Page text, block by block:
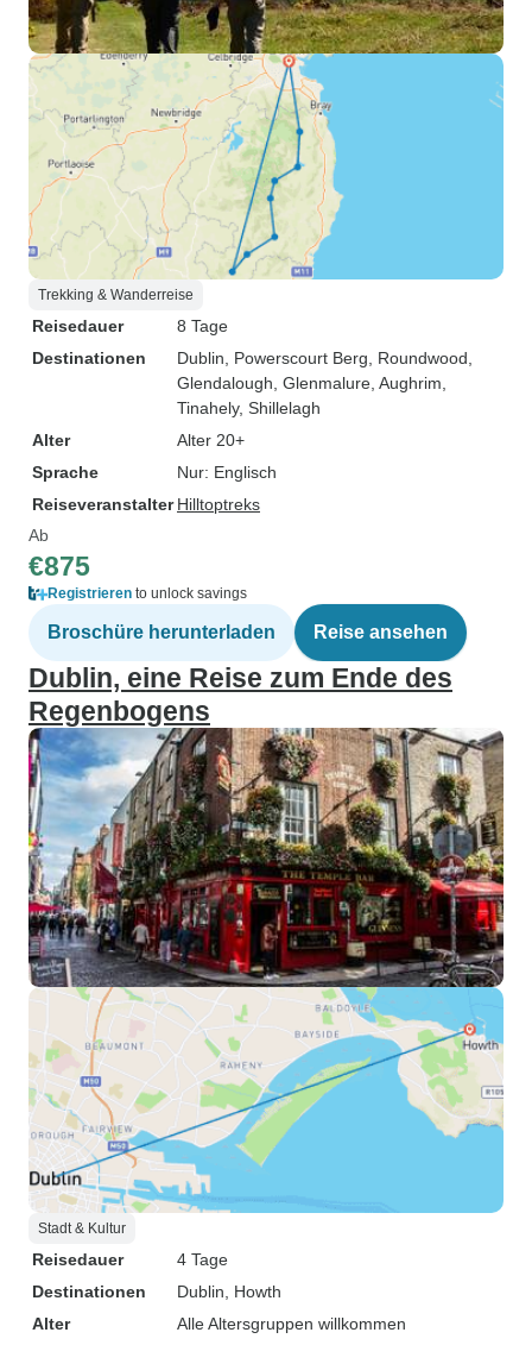
Trekking & Wanderreise
Reisedauer
8 Tage
Destinationen
Dublin , Powerscourt Berg , Roundwood
Glendalough , Glenmalure , Aughrim
Tinahely, Shillelagh
Alter
Alter 20+
Sprache
Nur: Englisch
Reiseveranstalter Hilltoptreks
Ab
€875
Registrieren to unlock savings
Broschüre herunterladen Reise ansehen
Dublin, eine Reise zum Ende des
Regenbogens
Stadt & Kultur
Reisedauer
4 Tage
Destinationen
Dublin , Howth
Alter
Alle Altersgruppen willkommen